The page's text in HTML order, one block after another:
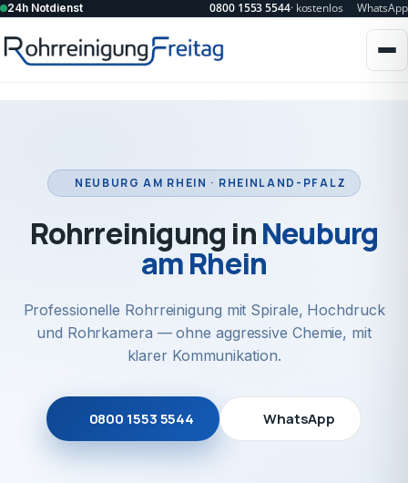
24h Notdienst 0800 1553 5544· kostenlos WhatsApp
NEUBURG AM RHEIN · RHEINLAND-PFALZ
Rohrreinigung inNeuburg
am Rhein
Professionelle Rohrreinigung mit Spirale, Hochdruck
und Rohrkamera — ohne aggressive Chemie, mit
klarer Kommunikation.
0800 1553 5544 WhatsApp